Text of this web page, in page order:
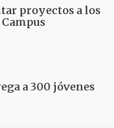
proyectos a los
a 300 jóvenes